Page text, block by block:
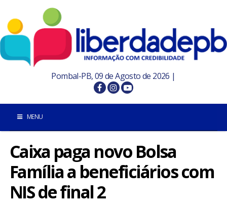
Pombal-PB, 09 de Agosto de 2026 |
MENU
INÍCIO
POMBAL E REGIÃO
Caixa paga novo Bolsa
Família a beneficiários com
NIS de final 2